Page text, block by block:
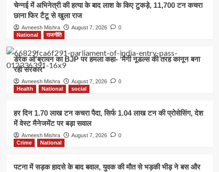
चेन्नई में अभिनेत्री की हत्या के बाद लाश के किए टुकड़े, 11,700 टन कचरा
छाना फिर टैटू से खुला राज
Avneesh Mishra August 7, 2026
0
National
राजनीति
डेरेक ओ’ब्रायन का BJP पर हमला कहा- ‘मैगी नूडल्स की तरह कानून बना
रही सरकार’
Avneesh Mishra August 7, 2026
0
Health
National social
हर दिन 1.70 लाख टन कचरा पैदा, सिर्फ 1.04 लाख टन की प्रोसेसिंग, देश
में वेस्ट मैनेजमेंट पर बड़ा सवाल
Avneesh Mishra August 7, 2026
0
Crime
National
पटना में सड़क हादसे के बाद बवाल, युवक की मौत से भड़की भीड़ ने बस और